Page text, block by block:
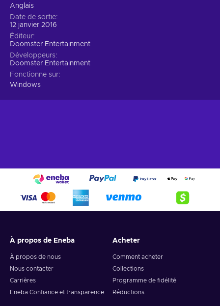
Anglais
Date de sortie
12 janvier 2016
Éditeur
Doomster Entertainment
Développeurs
Doomster Entertainment
Fonctionne sur
Windows
À propos de Eneba
À propos de nous
Nous contacter
Carrières
Eneba Confiance et transparence
Acheter
Comment acheter
Collections
Programme de fidélité
Réductions